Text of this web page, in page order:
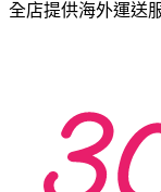
全店提供海外運送